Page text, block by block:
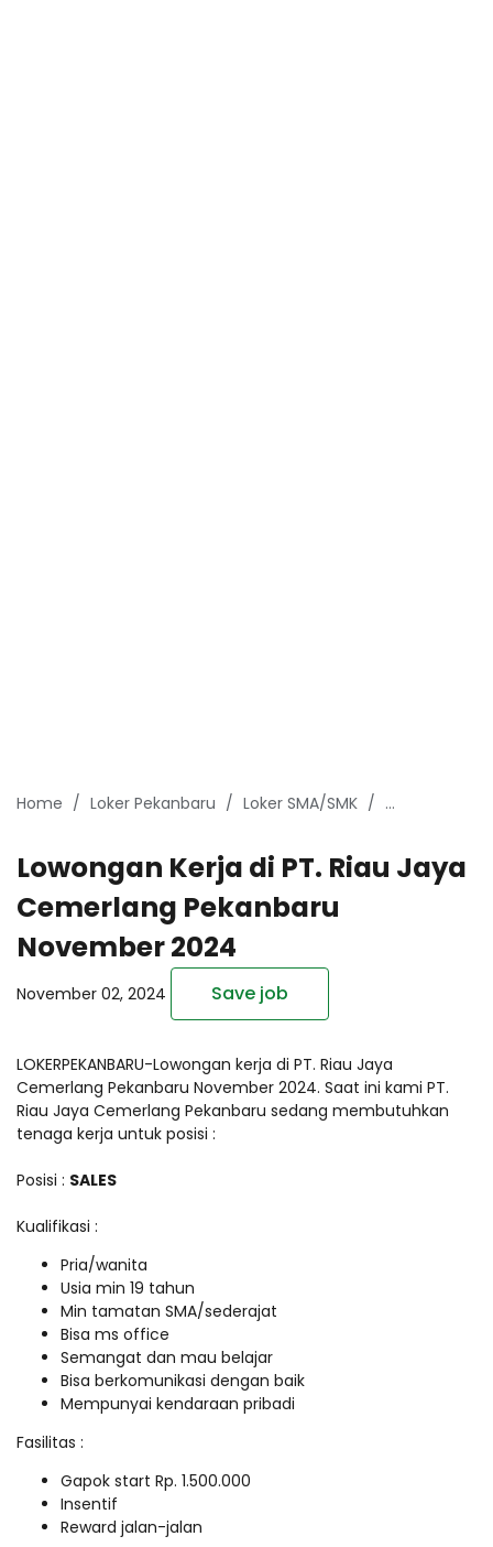
Home Loker Pekanbaru Loker SMA/SMK Lowongan
Lowongan Kerja di PT. Riau Jaya
Cemerlang Pekanbaru
November 2024
November 02, 2024 Save job
LOKERPEKANBARU-Lowongan kerja di PT. Riau Jaya
Cemerlang Pekanbaru November 2024. Saat ini kami PT.
Riau Jaya Cemerlang Pekanbaru sedang membutuhkan
tenaga kerja untuk posisi :
Posisi : SALES
Kualifikasi :
Pria/wanita
Usia min 19 tahun
Min tamatan SMA/sederajat
Bisa ms office
Semangat dan mau belajar
Bisa berkomunikasi dengan baik
Mempunyai kendaraan pribadi
Fasilitas :
Gapok start Rp. 1.500.000
Insentif
Reward jalan-jalan